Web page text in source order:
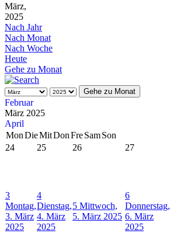
März,
2025
Nach Jahr
Nach Monat
Nach Woche
Heute
Gehe zu Monat
Gehe zu Monat
Februar
März 2025
April
MonDieMitDonFreSamSon
24
25 26 27
3
Montag,
3. März
2025
4
Dienstag,
4. März
2025
5 Mittwoch,
5. März 2025
6
Donnerstag,
6. März
2025